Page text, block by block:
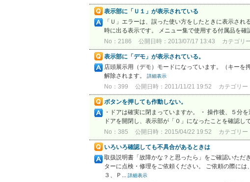
表示部に「Ｕ１」が表示されている
「Ｕ」エラーは、誤った使い方をしたときに表示さ
時に出る表示です。 メニュー集で使用する付属品を
No：2186 公開日時：2013/07/17 13:43 カテゴリ
表示部に「デモ」が表示されている。
店頭展示用（デモ）モードになっています。（キー
解除されます。
詳細表示
No：399 公開日時：2011/11/21 19:52 カテゴリー
ボタンを押しても作動しない。
・ドアは確実に閉まっていますか。 ・ 操作後、５
ドアを開閉し、表示部が「０」になったことを確認
No：385 公開日時：2015/04/22 19:52 カテゴリー
いろいろ確認しても不具合があるときは
取扱説明書「故障かな？と思ったら」をご確認いただ
ターに点検・修理をご依頼ください。 ご依頼の際に
３、Ｐ... 詳細表示